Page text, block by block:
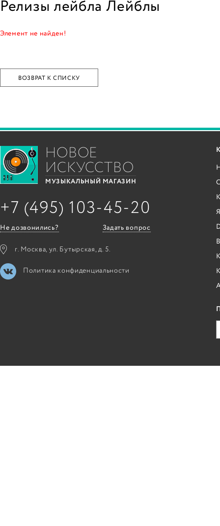
Релизы лейбла Лейблы
Элемент не найден!
ВОЗВРАТ К СПИСКУ
НОВОЕ
ИСКУССТВО
МУЗЫКАЛЬНЫЙ МАГАЗИН
+7 (495) 103-45-20
Не дозвонились? Задать вопрос
г. Москва, ул. Бутырская, д. 5.
Политика конфиденциальности